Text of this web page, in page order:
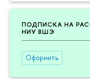
ПОДПИСКА НА
НИУ ВШЭ
Оформить